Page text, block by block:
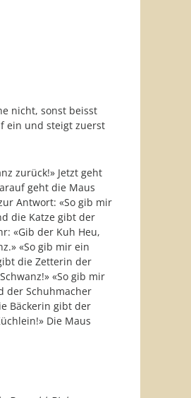
nicht, sonst beisst
ein und steigt zuerst
zurück!» Jetzt geht
geht die Maus
Antwort: «So gib mir
die Katze gibt der
«Gib der Kuh Heu,
«So gib mir ein
die Zetterin der
«So gib mir
der Schuhmacher
Bäckerin gibt der
Die Maus